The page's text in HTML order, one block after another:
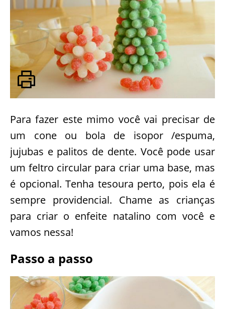
Para fazer este mimo você vai precisar de
um cone ou bola de isopor /espuma,
jujubas e palitos de dente. Você pode usar
um feltro circular para criar uma base, mas
é opcional. Tenha tesoura perto, pois ela é
sempre providencial. Chame as crianças
para criar o enfeite natalino com você e
vamos nessa!
Passo a passo